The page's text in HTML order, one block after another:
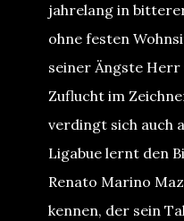
jahrelang in
ohne festen
seiner Ängste
Zuflucht im
verdingt sich auch
Ligabue lernt den
Renato Marino
kennen, der sein